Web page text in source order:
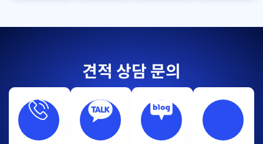
견적 상담 문의